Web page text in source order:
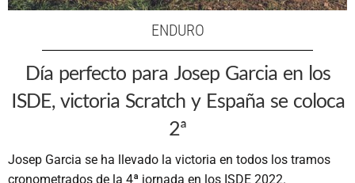
ENDURO
Día perfecto para Josep Garcia en los
ISDE, victoria Scratch y España se coloca
2ª
Josep Garcia se ha llevado la victoria en todos los tramos
cronometrados de la 4ª jornada en los ISDE 2022.